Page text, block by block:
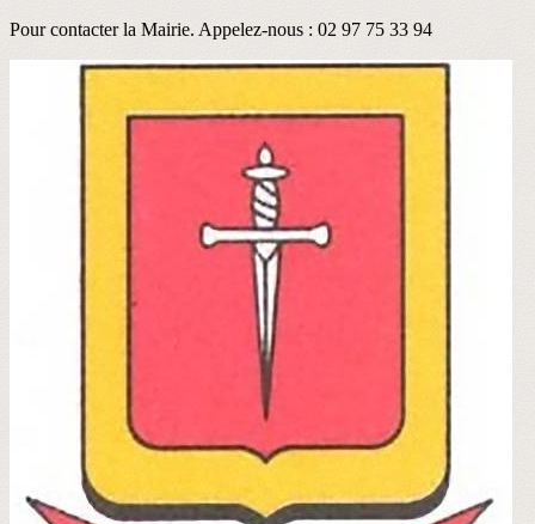
Pour contacter la Mairie. Appelez-nous : 02 97 75 33 94